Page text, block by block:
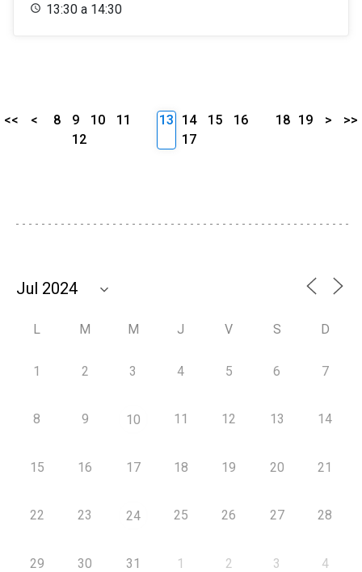
13:30 a 14:30
<< < 8 9 10
11
12
13 14 15
16
17
18 19 > >>
L M M J V S D
1 2 3 4 5 6 7
8 9 10 11 12 13 14
15 16 17 18 19 20 21
22 23 24 25 26 27 28
29 30 31 1 2 3 4